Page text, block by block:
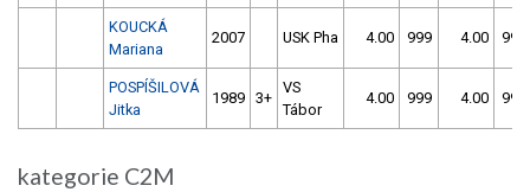
KOUCKÁ
Mariana
2007 USK Pha 4.00 999 4.00 999
POSPÍŠILOVÁ
Jitka
1989 3+
VS
Tábor
4.00 999 4.00 999
kategorie C2M